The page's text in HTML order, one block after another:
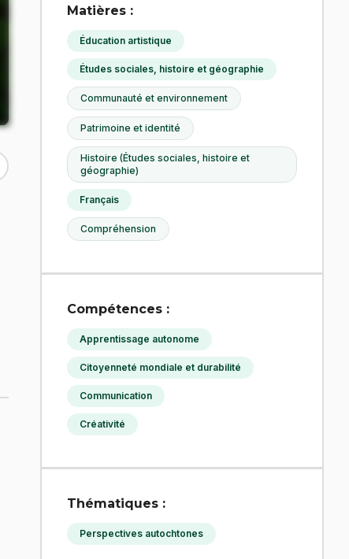
Matières :
Éducation artistique
Études sociales, histoire et géographie
Communauté et environnement
Patrimoine et identité
Histoire (Études sociales, histoire et
géographie)
Français
Compréhension
Compétences :
Apprentissage autonome
Citoyenneté mondiale et durabilité
Communication
Créativité
Thématiques :
Perspectives autochtones